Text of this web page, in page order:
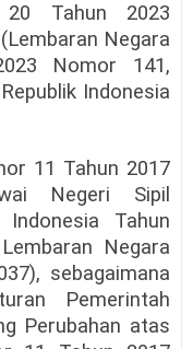
20 Tahun 2023
(Lembaran Negara
Nomor 141,
Indonesia
11 Tahun 2017
Negeri Sipil
Tahun
Negara
sebagaimana
Pemerintah
Perubahan atas